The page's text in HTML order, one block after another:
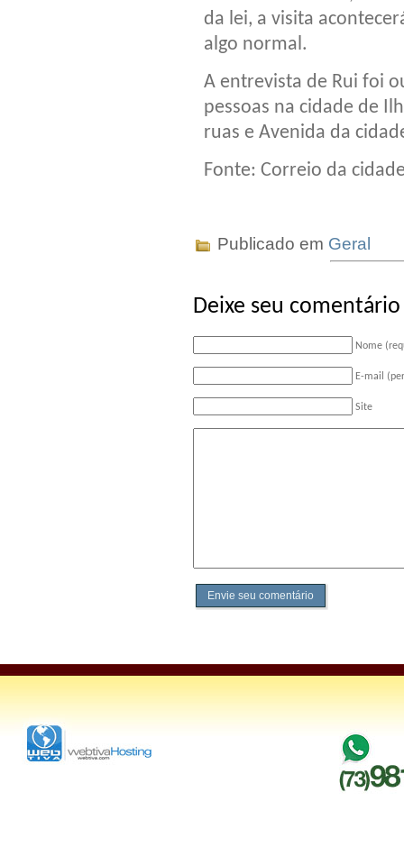
da lei, a visita
algo normal.
A entrevista de Rui foi
pessoas na cidade de
ruas e Avenida da
Fonte: Correio da
Publicado em Geral
Deixe seu comentário
Nome
E-mail
Site
Envie seu comentário